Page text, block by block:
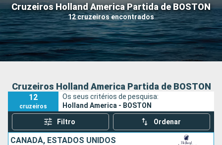
Cruzeiros Holland America Partida de BOSTON
12 cruzeiros encontrados
Quando ir?
Data de partida
Portos Companhias
Cruzeiros Holland America Partida de BOSTON
12
cruzeiros
Os seus critérios de pesquisa:
Holland America - BOSTON
Filtro Ordenar
CANADÁ, ESTADOS UNIDOS